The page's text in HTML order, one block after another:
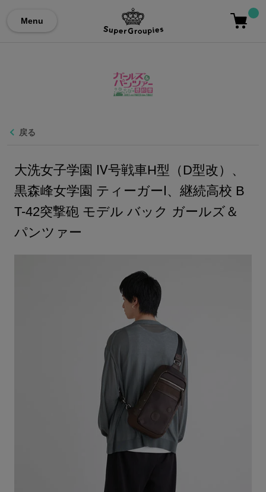
Menu
戻る
大洗女子学園 Ⅳ号戦車H型（D型改）、
黒森峰女学園 ティーガーⅠ、継続高校 B
T-42突撃砲 モデル バック ガールズ＆
パンツァー